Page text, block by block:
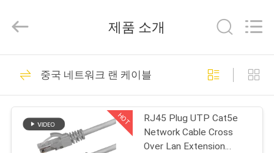
제
2026
Guangdong
Reserved.
네트워크 랜 케이블
95
제품 소개
중국 네트워크 랜 케이블
HOT
RJ45 Plug UTP Cat5e
Network Cable Cross
Over Lan Extension